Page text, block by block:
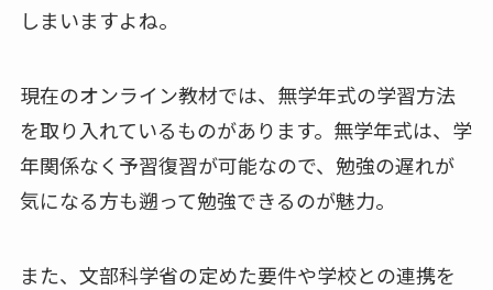
しまいますよね。
現在のオンライン教材では、無学年式の学習方法
を取り入れているものがあります。無学年式は、学
年関係なく予習復習が可能なので、勉強の遅れが
気になる方も遡って勉強できるのが魅力。
また、文部科学省の定めた要件や学校との連携を